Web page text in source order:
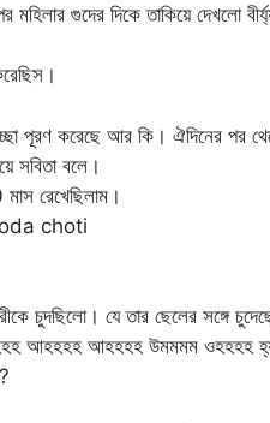
গুদের দিকে তাকিয়ে দেখলো
পূরণ করেছে আর কি। ঐদিনের পর
সবিতা বলে।
রেখেছিলাম।
choti
চুদছিলো। যে তার ছেলের সঙ্গে
আহহহহ আহহহহ উমমমম ওহহহহ